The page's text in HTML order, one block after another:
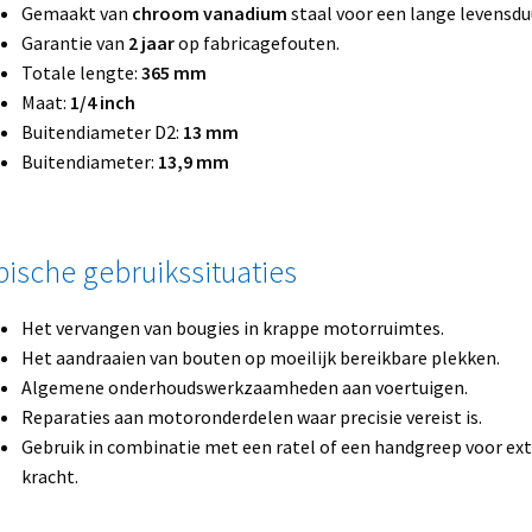
Gemaakt van chroom vanadium staal voor een lange
Garantie van 2 jaarop fabricagefouten.
Totale lengte: 365 mm
Maat: 1/4 inch
Buitendiameter D2: 13 mm
Buitendiameter: 13,9 mm
gebruikssituaties
Het vervangen van bougies in krappe motorruimtes.
Het aandraaien van bouten op moeilijk bereikbare plekken.
Algemene onderhoudswerkzaamheden aan voertuigen.
Reparaties aan motoronderdelen waar precisie vereist is.
Gebruik in combinatie met een ratel of een handgreep voor
kracht.